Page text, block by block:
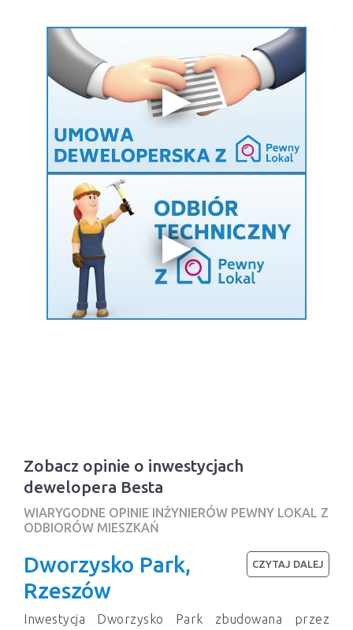
Zobacz opinie o inwestycjach
dewelopera Besta
WIARYGODNE OPINIE INŻYNIERÓW PEWNY LOKAL Z
ODBIORÓW MIESZKAŃ
Dworzysko Park,
Rzeszów
Inwestycja Dworzysko Park zbudowana przez
CZYTAJ DALEJ